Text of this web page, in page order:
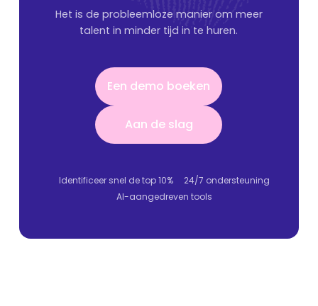
Het is de probleemloze manier om meer
talent in minder tijd in te huren.
Een demo boeken
Een demo boeken
Aan de slag
Aan de slag
Identificeer snel de top 10%
24/7 ondersteuning
AI-aangedreven tools